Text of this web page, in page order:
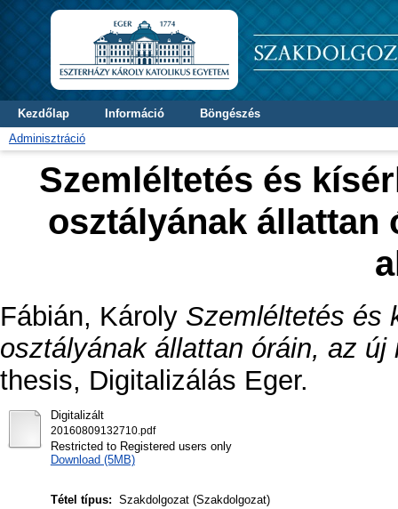
Kezdőlap Információ
Böngészés
Adminisztráció
Szemléltetés és
osztályának állattan
Fábián, Károly Szemléltetés és
osztályának állattan óráin, az
thesis, Digitalizálás Eger.
Digitalizált
20160809132710.pdf
Restricted to Registered users only
Download (5MB)
Tétel típus: Szakdolgozat (Szakdolgozat)